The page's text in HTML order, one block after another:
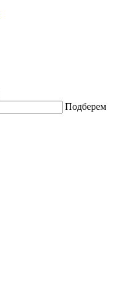
Подберем